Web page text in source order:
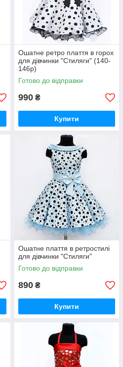
Ошатне ретро плаття в горох
для дівчинки "Стиляги" (140-
146р)
Готово до відправки
990 ₴
Купити
Ошатне плаття в ретростилі
для дівчинки "Стиляги"
Готово до відправки
890 ₴
Купити